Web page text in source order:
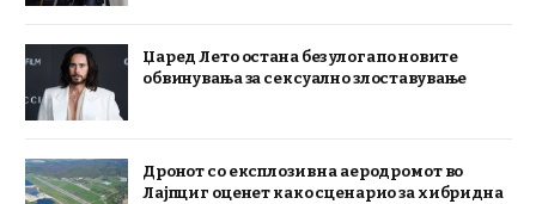
Џаред Лето остана без улога по новите
обвинувања за сексуално злоставување
Дронот со експлозив на аеродромот во
Лајпциг оценет како сценарио за хибридна